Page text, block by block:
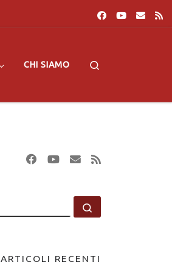
CHI SIAMO
CERCA
ARTICOLI RECENTI